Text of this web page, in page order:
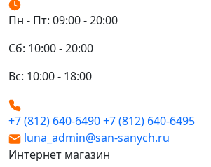
Пн - Пт: 09:00 - 20:00
Сб: 10:00 - 20:00
Вс: 10:00 - 18:00
+7 (812) 640-6490+7 (812) 640-6495
luna_admin@san-sanych.ru
Интернет магазин